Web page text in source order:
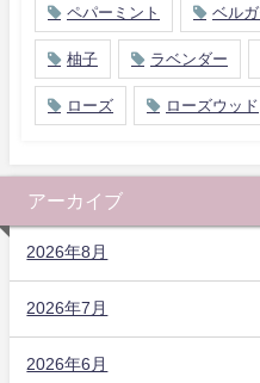
ペパーミント ベル
柚子 ラベンダー
ローズ ローズウッド
アーカイブ
2026年8月
2026年7月
2026年6月